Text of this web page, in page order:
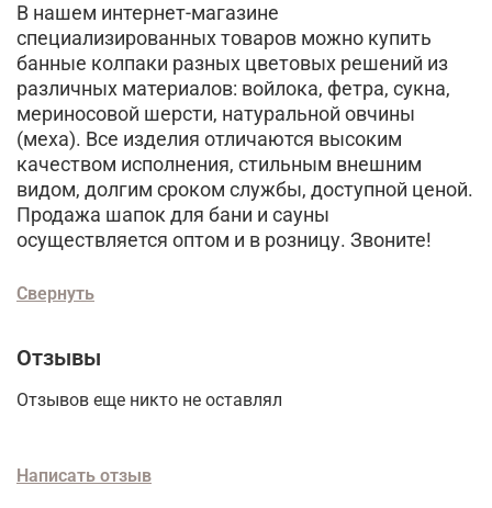
В нашем интернет-магазине
специализированных товаров можно купить
банные колпаки разных цветовых решений из
различных материалов: войлока, фетра, сукна,
мериносовой шерсти, натуральной овчины
(меха). Все изделия отличаются высоким
качеством исполнения, стильным внешним
видом, долгим сроком службы, доступной ценой.
Продажа шапок для бани и сауны
осуществляется оптом и в розницу. Звоните!
Свернуть
Отзывы
Отзывов еще никто не оставлял
Написать отзыв